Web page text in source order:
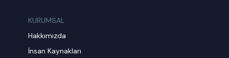
KURUMSAL
Hakkımızda
İnsan Kaynakları